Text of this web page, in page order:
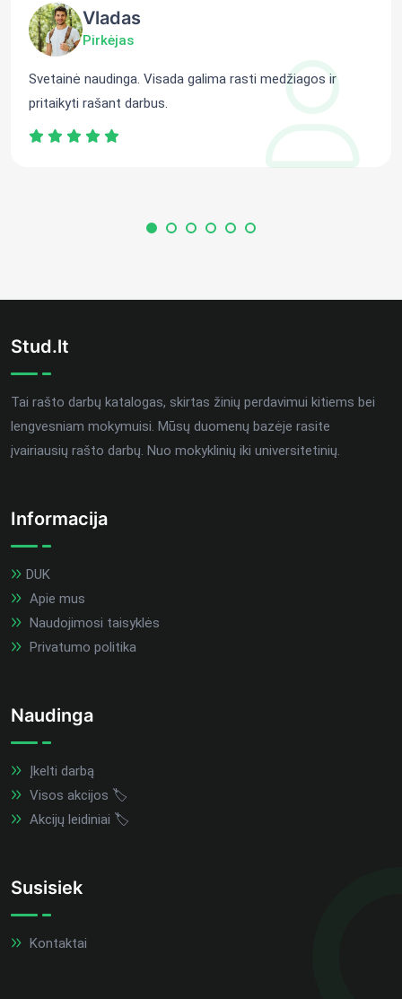
Vladas
Pirkėjas
Svetainė naudinga. Visada galima rasti medžiagos ir
pritaikyti rašant darbus.
Stud.lt
Tai rašto darbų katalogas, skirtas žinių perdavimui kitiems bei
lengvesniam mokymuisi. Mūsų duomenų bazėje rasite
įvairiausių rašto darbų. Nuo mokyklinių iki universitetinių.
Informacija
DUK
Apie mus
Naudojimosi taisyklės
Privatumo politika
Naudinga
Įkelti darbą
Visos akcijos 🏷️
Akcijų leidiniai 🏷️
Susisiek
Kontaktai